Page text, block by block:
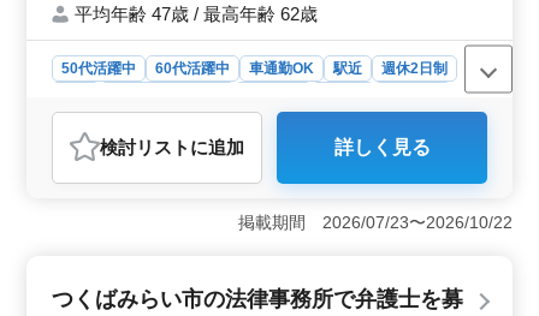
平均年齢 47歳 / 最高年齢 62歳
50代活躍中 60代活躍中 車通勤OK 駅近
週休2日制
おすすめポイント
＜中高年の活躍＞ 経験豊富な中高年の方々が活躍して
います！幅広い案件に携わりながら、貴重な経験を生か
しましょう。離婚や相続など、クライアントの重要な問
く、車通勤も可能です。交通手段に合わせて通勤を選択
検討リスト に追加 詳しく見る
掲載期間 2026/07/23〜2026/10/22
つくばみらい市の法律事務所で弁護士を募